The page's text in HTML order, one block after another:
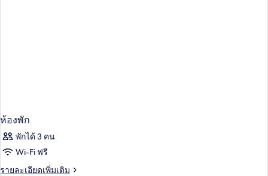
ห้องพัก
พักได้ 3 คน
Wi-Fi ฟรี
รายละเอียดเพิ่มเติม
ราย